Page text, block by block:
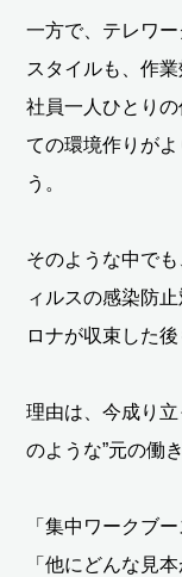
一方で、テレワ
スタイルも、作
社員一人ひとり
ての環境作りが
う。
そのような中で
ィルスの感染防
ロナが収束した
理由は、今成り
のような”元の働
「集中ワークブ
「他にどんな見